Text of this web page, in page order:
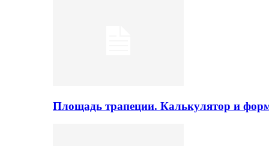
Площадь трапеции. Калькулятор и